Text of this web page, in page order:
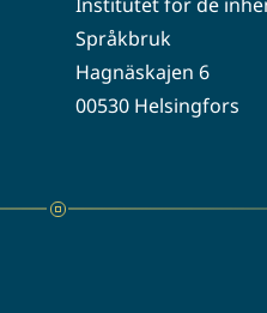
palveluun)
Språkbruk
Hagnäskajen 6
00530 Helsingfors